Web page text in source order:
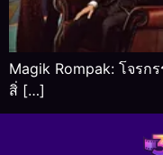
Magik Rompak: โจรก
สิ่ […]